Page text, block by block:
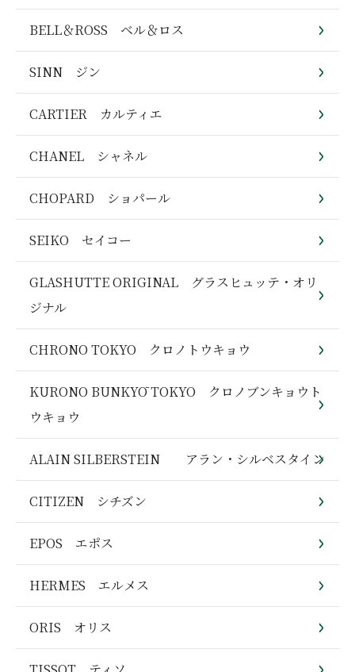
BELL＆ROSS ベル＆ロス
SINN ジン
CARTIER カルティエ
CHANEL シャネル
CHOPARD ショパール
SEIKO セイコー
GLASHUTTE ORIGINAL グラスヒュッテ・オリ
ジナル
CHRONO TOKYO クロノトウキョウ
KURONO BUNKYŌ TOKYO クロノブンキョウト
ウキョウ
ALAIN SILBERSTEIN アラン・シルベスタイン
CITIZEN シチズン
EPOS エポス
HERMES エルメス
ORIS オリス